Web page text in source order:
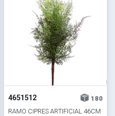
4651512
180
RAMO CIPRES ARTIFICIAL 46CM